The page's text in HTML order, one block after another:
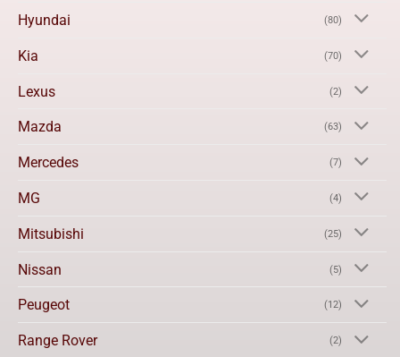
Hyundai (80)
Kia (70)
Lexus (2)
Mazda (63)
Mercedes (7)
MG (4)
Mitsubishi (25)
Nissan (5)
Peugeot (12)
Range Rover (2)